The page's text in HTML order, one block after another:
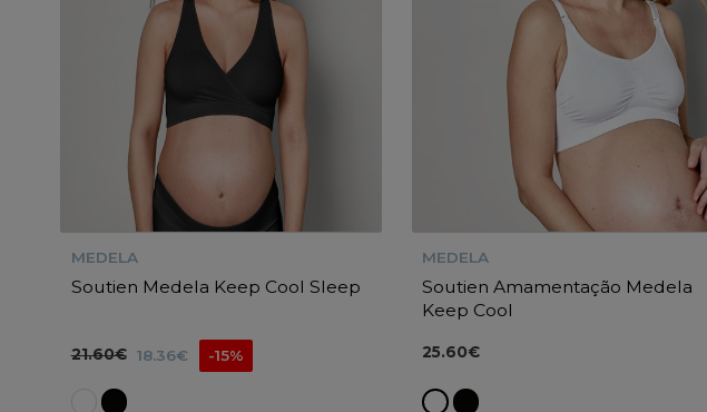
MEDELA
Soutien Medela Keep Cool Sleep
21.60€ 18.36€ -15%
MEDELA
Soutien Amamentação Medela
Keep Cool
25.60€